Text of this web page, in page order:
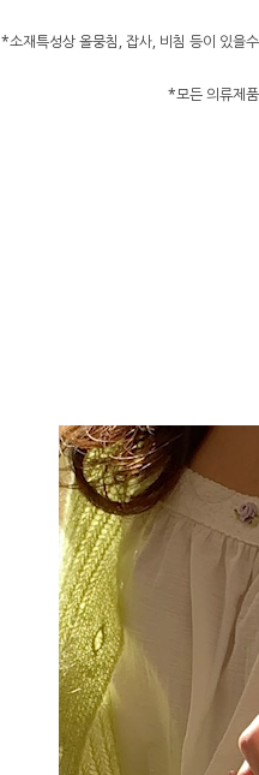
*소재특성상 올뭉침, 잡사, 비침 등이 있을
*모든 의류제